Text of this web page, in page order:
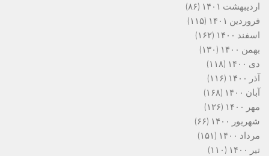
اردیبهشت ۱۴۰۱
(۸۶)
فروردین ۱۴۰۱
(۱۱۵)
اسفند ۱۴۰۰
(۱۶۲)
بهمن ۱۴۰۰
(۱۳۰)
دی ۱۴۰۰
(۱۱۸)
آذر ۱۴۰۰
(۱۱۶)
آبان ۱۴۰۰
(۱۶۸)
مهر ۱۴۰۰
(۱۲۶)
شهریور ۱۴۰۰
(۶۶)
مرداد ۱۴۰۰
(۱۵۱)
تیر ۱۴۰۰
(۱۱۰)